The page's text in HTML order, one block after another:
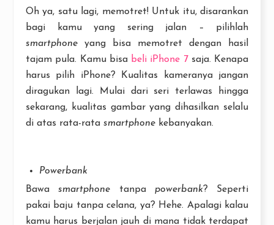
Oh ya, satu lagi, memotret! Untuk itu, disarankan
bagi kamu yang sering jalan – pilihlah
smartphone yang bisa memotret dengan hasil
tajam pula. Kamu bisa beli iPhone 7saja. Kenapa
harus pilih iPhone? Kualitas kameranya jangan
diragukan lagi. Mulai dari seri terlawas hingga
sekarang, kualitas gambar yang dihasilkan selalu
di atas rata-rata smartphone kebanyakan.
Powerbank
Bawasmartphone tanpa powerbank? Seperti
pakai baju tanpa celana, ya? Hehe. Apalagi kalau
kamu harus berjalan jauh di mana tidak terdapat